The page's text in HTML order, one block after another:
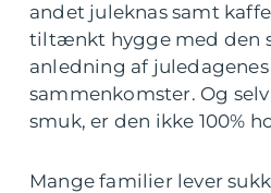
andet juleknas samt
tiltænkt hygge med den
anledning af
sammenkomster. Og
smuk, er den ikke 100%
Mange familier lever